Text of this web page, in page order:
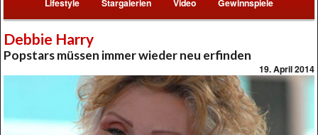
Debbie Harry
Popstars müssen immer wieder neu erfinden
19. April 2014